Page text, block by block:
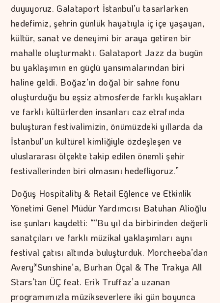
duyuyoruz. Galataport İstanbul’u tasarlarken
hedefimiz, şehrin günlük hayatıyla iç içe yaşayan,
kültür, sanat ve deneyimi bir araya getiren bir
mahalle oluşturmaktı. Galataport Jazz da bugün
bu yaklaşımın en güçlü yansımalarından biri
haline geldi. Boğaz’ın doğal bir sahne fonu
oluşturduğu bu eşsiz atmosferde farklı kuşakları
ve farklı kültürlerden insanları caz etrafında
buluşturan festivalimizin, önümüzdeki yıllarda da
İstanbul’un kültürel kimliğiyle özdeşleşen ve
uluslararası ölçekte takip edilen önemli şehir
festivallerinden biri olmasını hedefliyoruz.”
Doğuş Hospitality & Retail Eğlence ve Etkinlik
Yönetimi Genel Müdür Yardımcısı Batuhan Alioğlu
ise şunları kaydetti: ““Bu yıl da birbirinden değerli
sanatçıları ve farklı müzikal yaklaşımları aynı
festival çatısı altında buluşturduk. Morcheeba’dan
Avery*Sunshine’a, Burhan Öçal & The Trakya All
Stars’tan ÜÇ feat. Erik Truffaz’a uzanan
programımızla müzikseverlere iki gün boyunca